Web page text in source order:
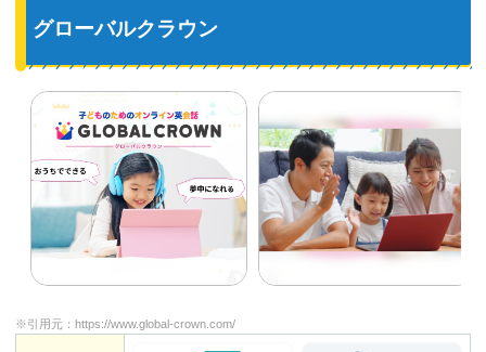
グローバルクラウン
※引用元： https://www.global-crown.com/